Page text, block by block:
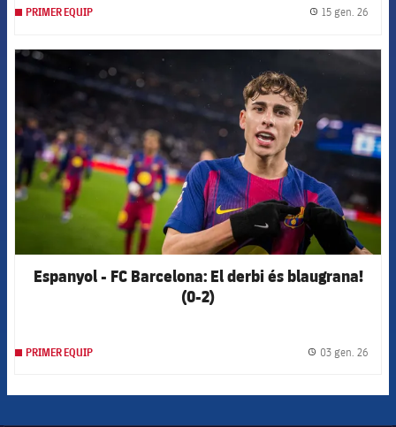
PRIMER EQUIP 15 gen. 26
FCB Barcelona badge
Espanyol - FC Barcelona: El derbi és blaugrana!
(0-2)
PRIMER EQUIP 03 gen. 26